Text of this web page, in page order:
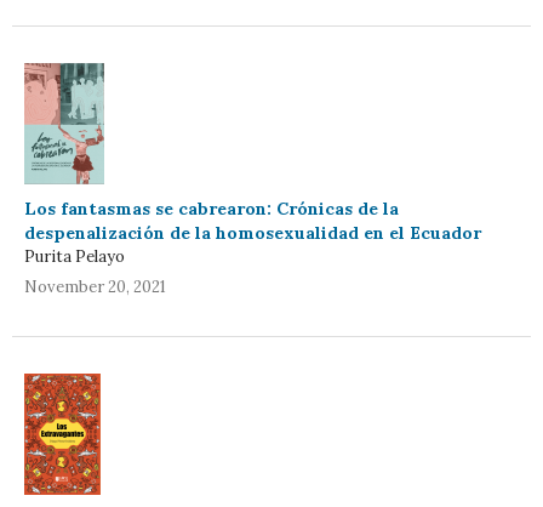
Los fantasmas se cabrearon: Crónicas de la
despenalización de la homosexualidad en el Ecuador
Purita Pelayo
November 20, 2021